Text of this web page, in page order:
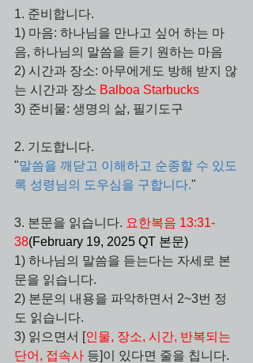
1. 준비합니다.
1) 마음: 하나님을 만나고 싶어 하는 마
음, 하나님의 말씀을 듣기 원하는 마음
2) 시간과 장소: 아무에게도 방해 받지 않
는 시간과 장소 Balboa Starbucks
3) 준비물: 생명의 삶, 필기도구
2. 기도합니다.
"말씀을 깨닫고 이해하고 순종할 수 있도
록 성령님의 도우심을 구합니다."
3. 본문을 읽습니다. 요한복음 13:31-
38(February 19, 2025 QT 본문)
1) 하나님의 말씀을 듣는다는 자세로 본
문을 읽습니다.
2) 본문의 내용을 파악하면서 2~3번 정
도 읽습니다.
3) 읽으면서 [인물, 장소, 시간, 반복되는
단어, 접속사 등]이 있다면 줄을 칩니다.